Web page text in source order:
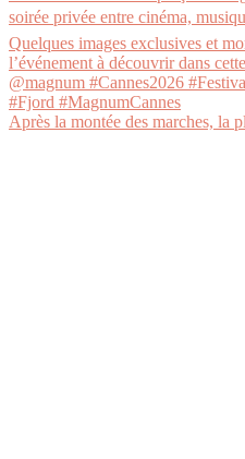
Après la montée des marches, la